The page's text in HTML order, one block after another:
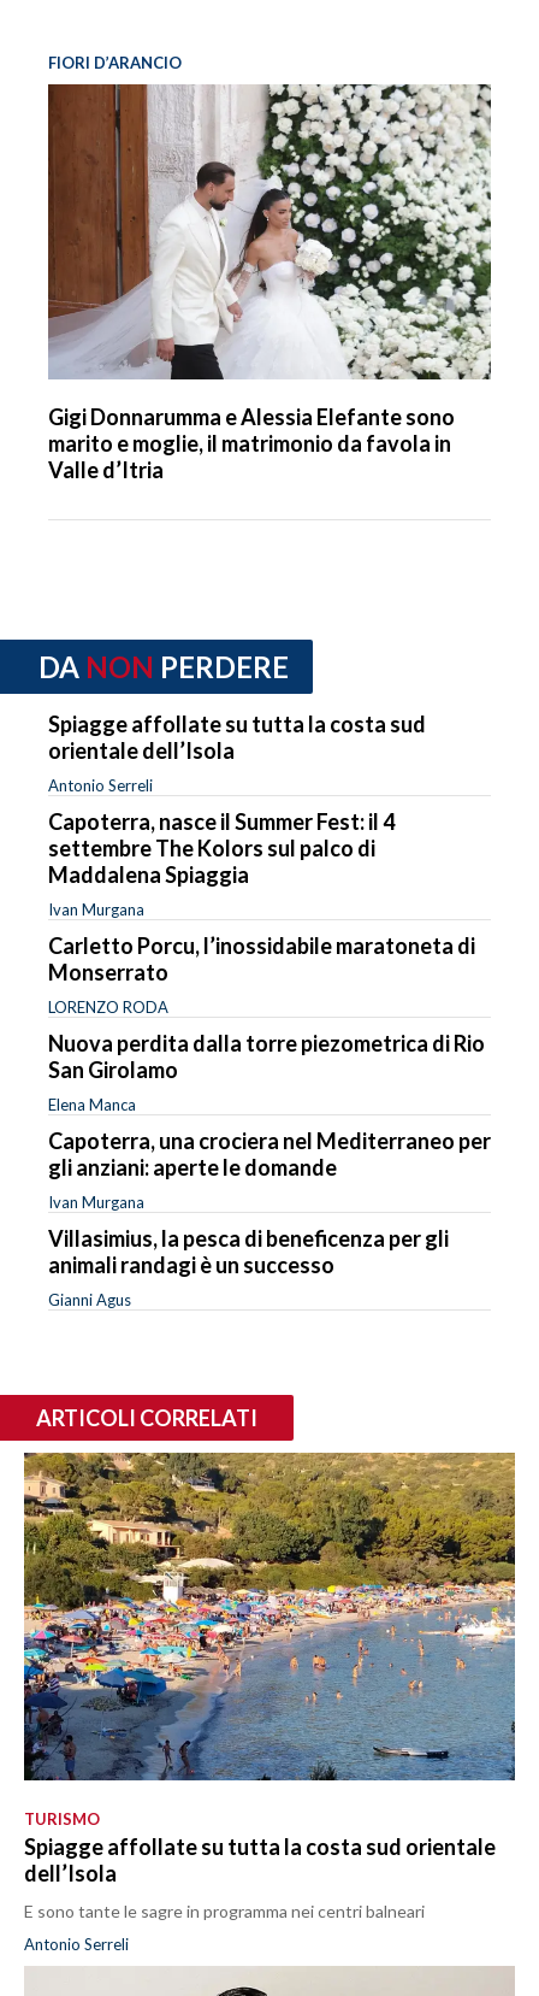
FIORI D’ARANCIO
Gigi Donnarumma e Alessia Elefante sono
marito e moglie, il matrimonio da favola in
Valle d’Itria
DA NON PERDERE
Spiagge affollate su tutta la costa sud
orientale dell’Isola
Antonio Serreli
Capoterra, nasce il Summer Fest: il 4
settembre The Kolors sul palco di
Maddalena Spiaggia
Ivan Murgana
Carletto Porcu, l’inossidabile maratoneta di
Monserrato
LORENZO RODA
Nuova perdita dalla torre piezometrica di Rio
San Girolamo
Elena Manca
Capoterra, una crociera nel Mediterraneo per
gli anziani: aperte le domande
Ivan Murgana
Villasimius, la pesca di beneficenza per gli
animali randagi è un successo
Gianni Agus
ARTICOLI CORRELATI
TURISMO
Spiagge affollate su tutta la costa sud orientale
dell’Isola
E sono tante le sagre in programma nei centri balneari
Antonio Serreli